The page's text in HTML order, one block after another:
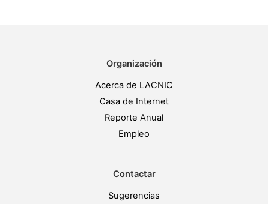
Organización
Acerca de LACNIC
Casa de Internet
Reporte Anual
Empleo
Contactar
Sugerencias